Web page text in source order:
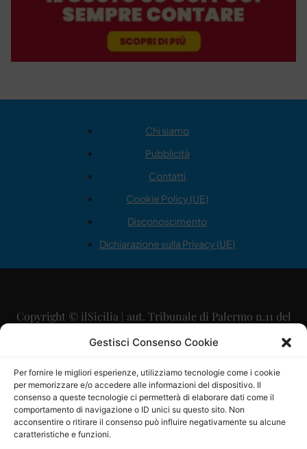
Gestisci Consenso Cookie
Per fornire le migliori esperienze, utilizziamo tecnologie come i cookie
per memorizzare e/o accedere alle informazioni del dispositivo. Il
consenso a queste tecnologie ci permetterà di elaborare dati come il
comportamento di navigazione o ID unici su questo sito. Non
acconsentire o ritirare il consenso può influire negativamente su alcune
caratteristiche e funzioni.
Chi siamo
Pubblicità
Contatti
Cookie Policy (UE)
Disconoscimento
Dichiarazione sulla Privacy (UE)
Copyright © ilSicilia | aut. Tribunale di Palermo n.11 del
29/09/2015
Direttore Editoriale: Maurizio Scaglione
Direttore Responsabile: Maria Calabrese